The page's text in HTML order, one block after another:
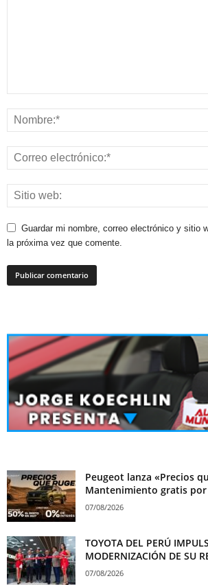
Guardar mi nombre, correo electrónico y sitio
la próxima vez que comente.
Peugeot lanza «Precios
Mantenimiento gratis por
07/08/2026
TOYOTA DEL PERÚ
MODERNIZACIÓN DE SU
07/08/2026